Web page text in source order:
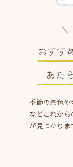
おすす
あた
季節の景色や
などこれか
が見つかり